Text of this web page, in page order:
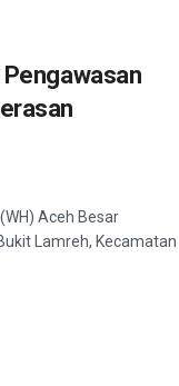
Aceh Besar
Lamreh, Kecamatan